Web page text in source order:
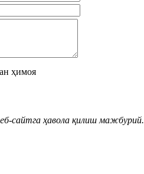
ҳимоя
сайтга ҳавола қилиш мажбурий.